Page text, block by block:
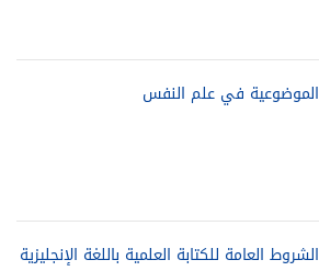
الموضوعية في علم النفس
الشروط العامة للكتابة العلمية باللغة الإنجليزية